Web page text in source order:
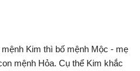
Kim thì bố mệnh Mộc - mẹ
mệnh Hỏa. Cụ thể Kim khắc